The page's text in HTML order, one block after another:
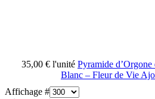
35,00 € l'unité Pyramide
Blanc – Fleur de Vie
Affichage #